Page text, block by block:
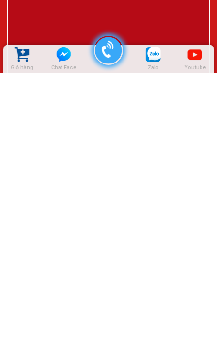
Giỏ hàng Chat Face Zalo Youtube